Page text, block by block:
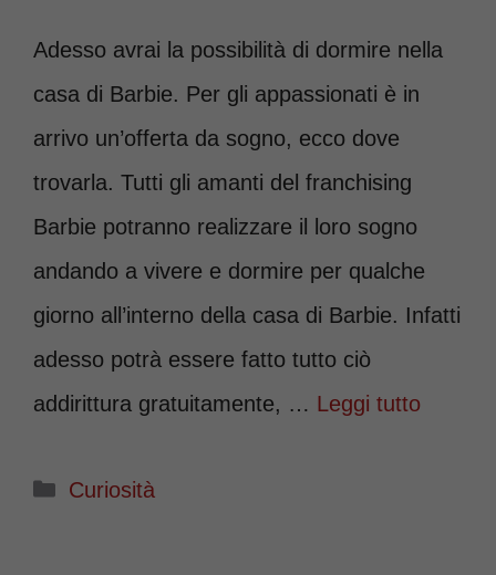
Adesso avrai la possibilità di dormire nella
casa di Barbie. Per gli appassionati è in
arrivo un’offerta da sogno, ecco dove
trovarla. Tutti gli amanti del franchising
Barbie potranno realizzare il loro sogno
andando a vivere e dormire per qualche
giorno all’interno della casa di Barbie. Infatti
adesso potrà essere fatto tutto ciò
addirittura gratuitamente, … Leggi tutto
Categorie
Curiosità